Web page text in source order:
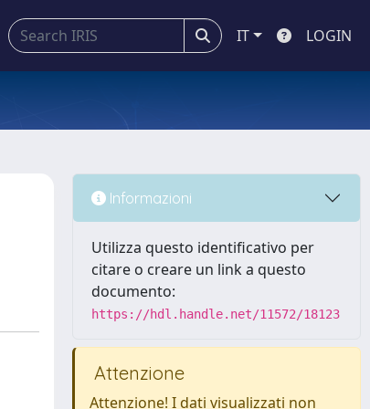
IT LOGIN
Informazioni
Utilizza questo identificativo per
citare o creare un link a questo
documento:
https://hdl.handle.net/11572/18123
Attenzione
Attenzione! I dati visualizzati non